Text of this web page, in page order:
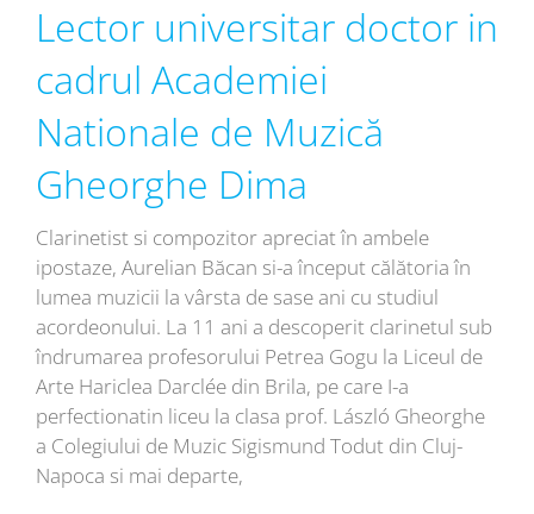
Lector universitar doctor in
cadrul Academiei
Nationale de Muzică
Gheorghe Dima
Clarinetist si compozitor apreciat în ambele
ipostaze, Aurelian Băcan si-a început călătoria în
lumea muzicii la vârsta de sase ani cu studiul
acordeonului. La 11 ani a descoperit clarinetul sub
îndrumarea profesorului Petrea Gogu la Liceul de
Arte Hariclea Darclée din Brila, pe care I-a
perfectionatin liceu la clasa prof. László Gheorghe
a Colegiului de Muzic Sigismund Todut din Cluj-
Napoca si mai departe,